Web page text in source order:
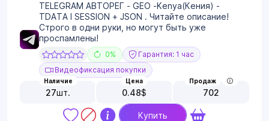
TELEGRAM АВТОРЕГ - GEO -Kenya(Кения) -
TDATA I SESSION + JSON . Читайте описание!
Строго в одни руки, но могут быть уже
проспамлены!
0%
Гарантия: 1 час
Видеофиксация покупки
Наличие
27шт.
Цена
0.48$
Продаж
702
Купить